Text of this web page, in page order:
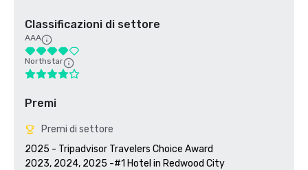
Classificazioni di settore
AAA
Northstar
Premi
Premi di settore
2025 - Tripadvisor Travelers Choice Award
2023, 2024, 2025 -#1 Hotel in Redwood City